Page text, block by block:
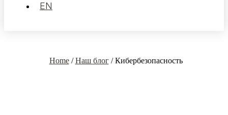
EN
Home/Наш блог/Кибербезопасность